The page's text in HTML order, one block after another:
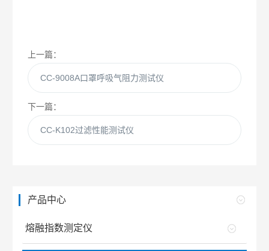
上一篇：
CC-9008A口罩呼吸气阻力测试仪
下一篇：
CC-K102过滤性能测试仪
产品中心
熔融指数测定仪